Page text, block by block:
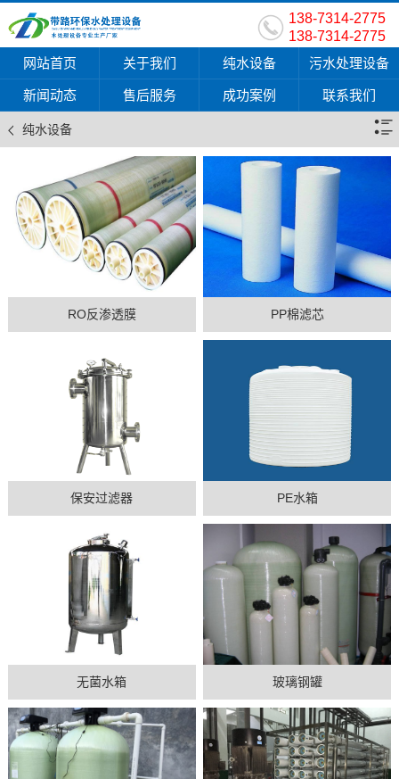
138-7314-2775
138-7314-2775
网站首页
关于我们 纯水设备 污水处理设备
新闻动态 售后服务 成功案例 联系我们
纯水设备
RO反渗透膜 PP棉滤芯
保安过滤器 PE水箱
无菌水箱 玻璃钢罐